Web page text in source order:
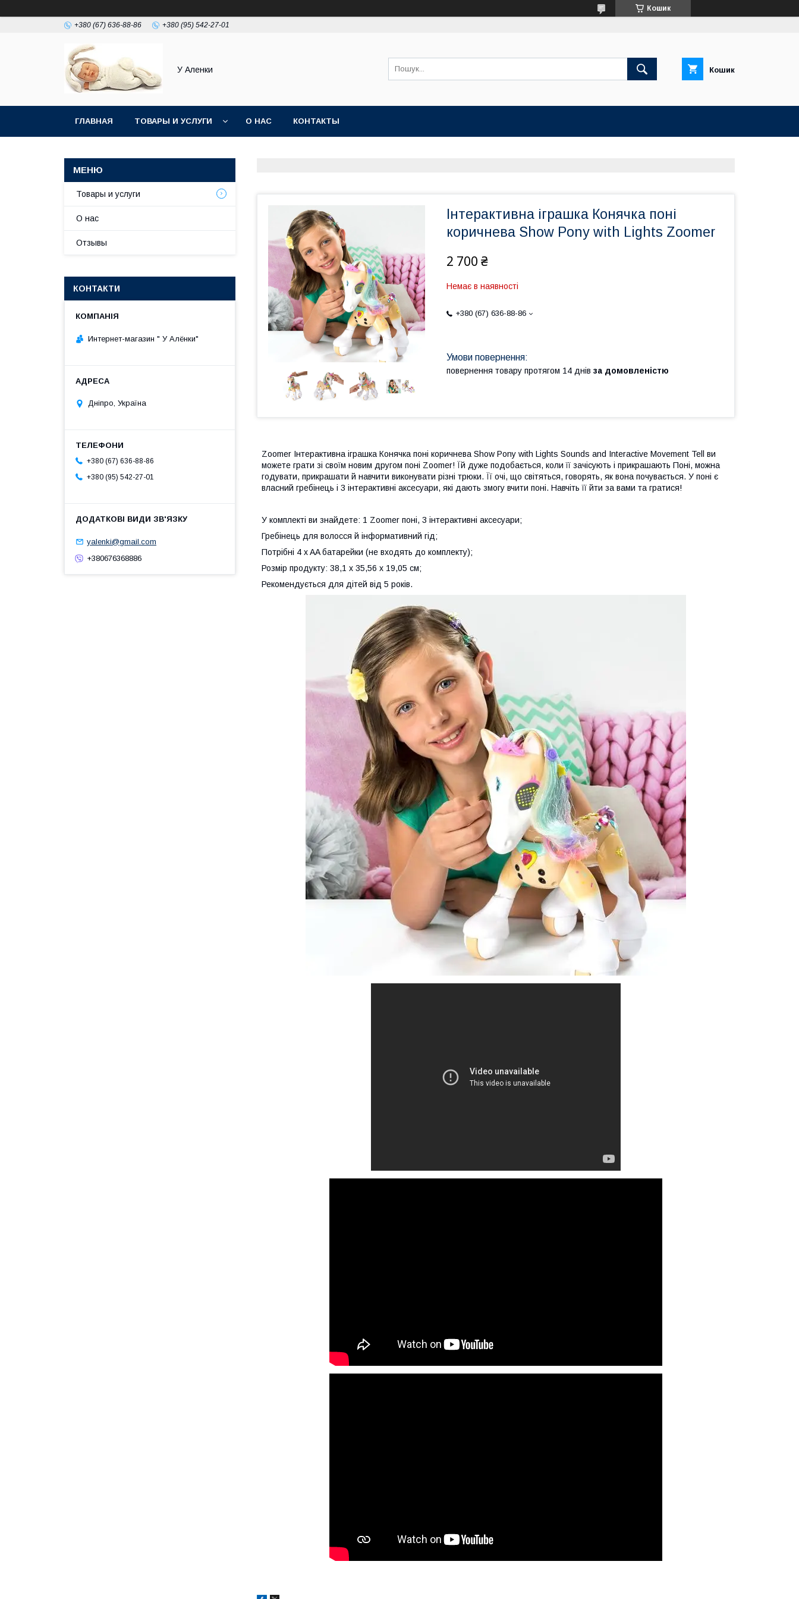
Кошик
+380 (67) 636-88-86 +380 (95) 542-27-01
У Аленки Кошик
ГЛАВНАЯ ТОВАРЫ И УСЛУГИ О НАС КОНТАКТЫ
Інтерактивна іграшка Конячка поні
коричнева Show Pony with Lights Zoomer
2 700 ₴
Немає в наявності
+380 (67) 636-88-86
повернення товару протягом 14 днів за домовленістю
Zoomer Інтерактивна іграшка Конячка поні коричнева Show Pony with Lights Sounds and Interactive Movement Tell ви
можете грати зі своїм новим другом поні Zoomer! Їй дуже подобається, коли її зачісують і прикрашають Поні, можна
годувати, прикрашати й навчити виконувати різні трюки. Її очі, що світяться, говорять, як вона почувається. У поні є
власний гребінець і 3 інтерактивні аксесуари, які дають змогу вчити поні. Навчіть її йти за вами та гратися!
У комплекті ви знайдете: 1 Zoomer поні, 3 інтерактивні аксесуари;
Гребінець для волосся й інформативний гід;
Потрібні 4 x AA батарейки (не входять до комплекту);
Розмір продукту: 38,1 х 35,56 х 19,05 см;
Рекомендується для дітей від 5 років.
Товары и услуги
О нас
Отзывы
КОНТАКТИ
Интернет-магазин " У Алёнки"
Дніпро, Україна
+380 (67) 636-88-86
+380 (95) 542-27-01
yalenki@gmail.com
+380676368886